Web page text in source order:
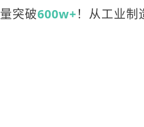
量突破600w+！从工业制